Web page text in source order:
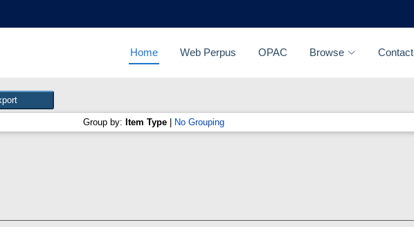
Home Web Perpus OPAC Browse Contact
Group by: Item Type No Grouping